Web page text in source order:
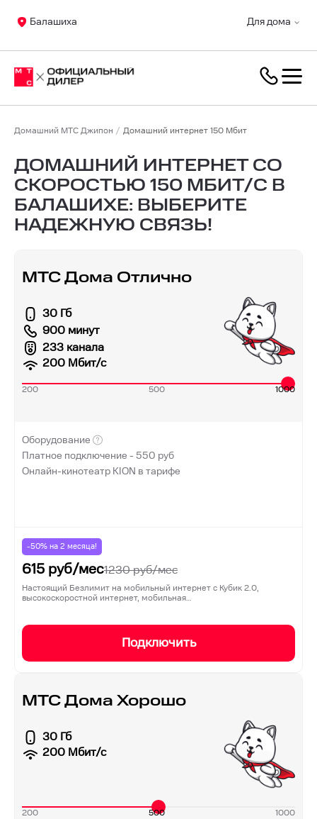
Для дома
Балашиха
Домашний МТС Джипон Домашний интернет 150 Мбит
ДОМАШНИЙ ИНТЕРНЕТ СО
СКОРОСТЬЮ 150 МБИТ/С В
БАЛАШИХЕ: ВЫБЕРИТЕ
НАДЕЖНУЮ СВЯЗЬ!
МТС Дома Отлично
30 Гб
900 минут
233 канала
200 Мбит/с
200 500 1000
Оборудование
Платное подключение -550 руб
Онлайн-кинотеатр KION в тарифе
-50% на 2 месяца!
615 руб/мес1230руб/мес
Настоящий Безлимит на мобильный интернет с Кубик 2.0,
высокоскоростной интернет, мобильная…
Подключить
МТС Дома Хорошо
30 Гб
200 Мбит/с
200 500 1000